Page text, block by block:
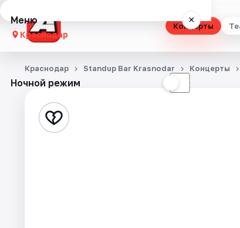
Концерты
Меню ×
Краснодар
Концерты
Стендап
Ночной режим ☾
Краснодар Standup Bar Krasnodar Концерты